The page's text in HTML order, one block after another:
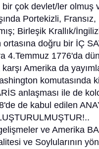
çok devlet/ler olmuş
Portekizli,
Birleşik Krallık/
ortasına doğru bir İÇ
4.Temmuz 1776'da
Amerika da
komutasında
anlaşması ile de
de kabul edilen
ve Amerika
ve Soylularının